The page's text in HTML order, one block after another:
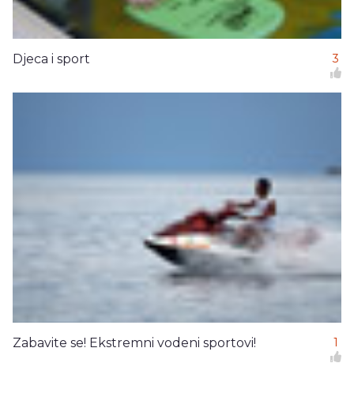
Djeca i sport 3
Zabavite se! Ekstremni vodeni sportovi! 1